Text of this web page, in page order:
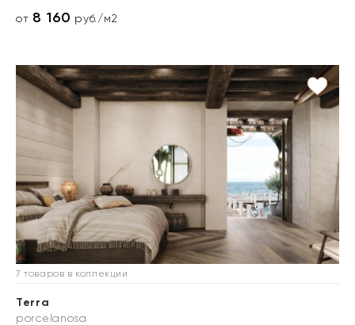
от 8 160 руб./м2
7 товаров в коллекции
Terra
porcelanosa